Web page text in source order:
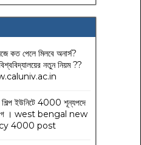
কত পেলে মিলবে অনার্স?
নতুন নিয়ম??
শিল্প ইউনিটে 4000 শূন্যপদে
। west bengal new
4000 post